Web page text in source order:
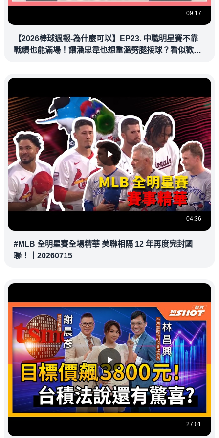
09:17
【2026棒球週報-為什麼可以】EP23. 中職明星賽不靠
戰績也能滿場！讓潘忠韋也想重溫劈腿接球？看似歡樂
04:36
#MLB 全明星賽全場精華 美聯相隔 12 年再度完封國
聯！｜20260715
27:01